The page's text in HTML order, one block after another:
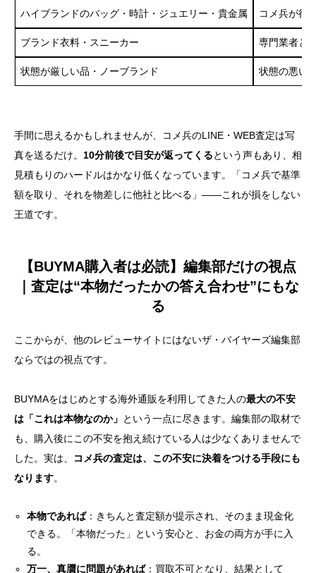
ハイブランドのバッグ・時計・ジュエリー・貴金属 コメ兵が得
ブランド衣料・スニーカー 専門業者と
状態が厳しい品・ノーブランド 状態の悪い
手間に思えるかもしれませんが、コメ兵のLINE・WEB査定は写
真を送るだけ。 10分前後で目安が返ってくるという声もあり、相
見積もりのハードルはかなり低くなっています。「コメ兵で基準
額を取り、それを物差しに他社と比べる」——これが損をしない
王道です。
【BUYMA購入者は必読】編集部だけの視点
｜査定は“本物だったかの答え合わせ”にもな
る
ここからが、他のレビューサイトにはないザ・バイヤーズ編集部
ならではの視点です。
BUYMAをはじめとする海外通販を利用してきた人の最大の不安
は「これは本物なのか」 という一点に尽きます。編集部の取材で
も、購入後にこの不安を抱え続けている人は少なくありませんで
した。実は、
コメ兵の査定は、この不安に決着をつける手段にも
なります。
本物であれば：きちんと査定額が提示され、そのまま現金化
できる。「本物だった」という安心と、お金の両方が手に入
る。
万一、真贋に問題があれば：買取不可となり、結果として